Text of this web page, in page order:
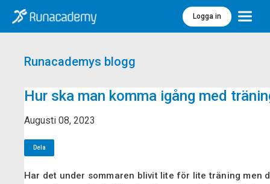
Logga in Meny
Runacademys blogg
Hur ska man komma igång med
Augusti 08, 2023
Dela
Har det under sommaren blivit lite för lite träning men